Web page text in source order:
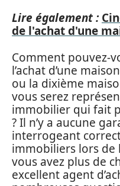
Lire également :
de l'achat d'une
Comment pouvez-
l’achat d’une
ou la dixième
vous serez
immobilier qui fait
? Il n’y a aucune
interrogeant
immobiliers lors de
vous avez plus de
excellent agent